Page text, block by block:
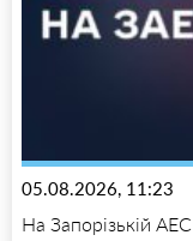
05.08.2026, 11:23
На Запорізькій